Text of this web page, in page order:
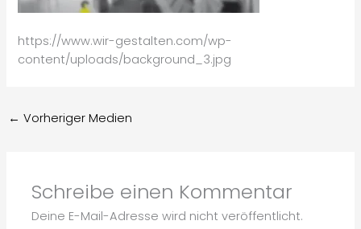
https://www.wir-gestalten.com/wp-
content/uploads/background_3.jpg
← Vorheriger Medien
Schreibe einen Kommentar
Deine E-Mail-Adresse wird nicht veröffentlicht.